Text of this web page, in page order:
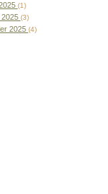
(1)
(3)
2025 (4)